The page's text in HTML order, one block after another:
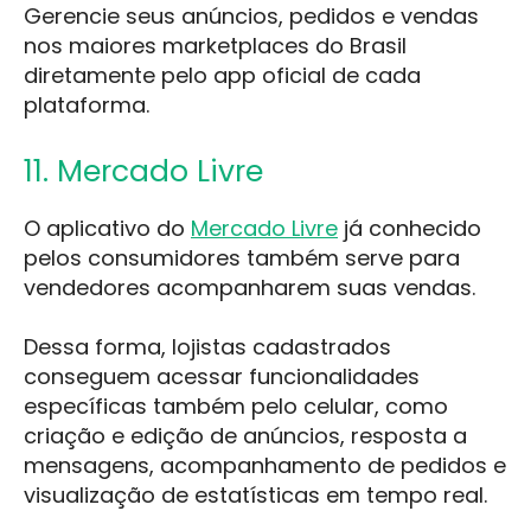
Gerencie seus anúncios, pedidos e vendas
nos maiores marketplaces do Brasil
diretamente pelo app oficial de cada
plataforma.
11. Mercado Livre
O aplicativo do Mercado Livre já conhecido
pelos consumidores também serve para
vendedores acompanharem suas vendas.
Dessa forma, lojistas cadastrados
conseguem acessar funcionalidades
específicas também pelo celular, como
criação e edição de anúncios, resposta a
mensagens, acompanhamento de pedidos e
visualização de estatísticas em tempo real.